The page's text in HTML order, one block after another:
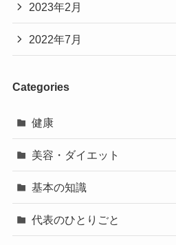
2023年2月
2022年7月
Categories
健康
美容・ダイエット
基本の知識
代表のひとりごと